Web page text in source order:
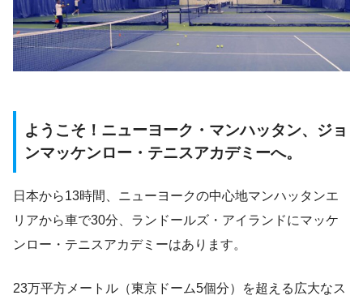
ようこそ！ニューヨーク・マンハッタン、ジョ
ンマッケンロー・テニスアカデミーへ。
日本から13時間、ニューヨークの中心地マンハッタンエ
リアから車で30分、ランドールズ・アイランドにマッケ
ンロー・テニスアカデミーはあります。
23万平方メートル（東京ドーム5個分）を超える広大なス